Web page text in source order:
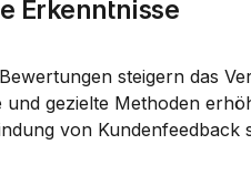
Erkenntnisse
steigern das
und gezielte Methoden
von